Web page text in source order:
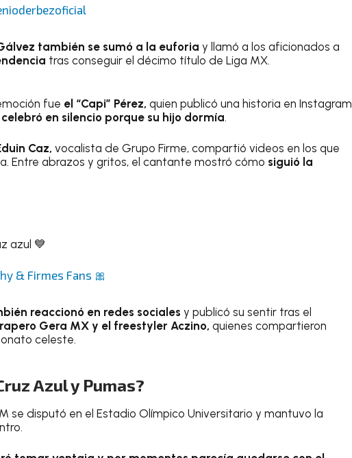
también se sumó a la euforia y llamó a los aficionados a
tras conseguir el décimo título de Liga MX.
fue el “Capi” Pérez, quien publicó una historia en Instagram
celebró en silencio porque su hijo dormía.
Caz, vocalista de Grupo Firme, compartió videos en los que
Entre abrazos y gritos, el cantante mostró cómo siguió la
azul 💙
& Firmes Fans 🎀
reaccionó en redes sociales y publicó su sentir tras el
Gera MX y el freestyler Aczino, quienes compartieron
celeste.
Azul y Pumas?
se disputó en el Estadio Olímpico Universitario y mantuvo la